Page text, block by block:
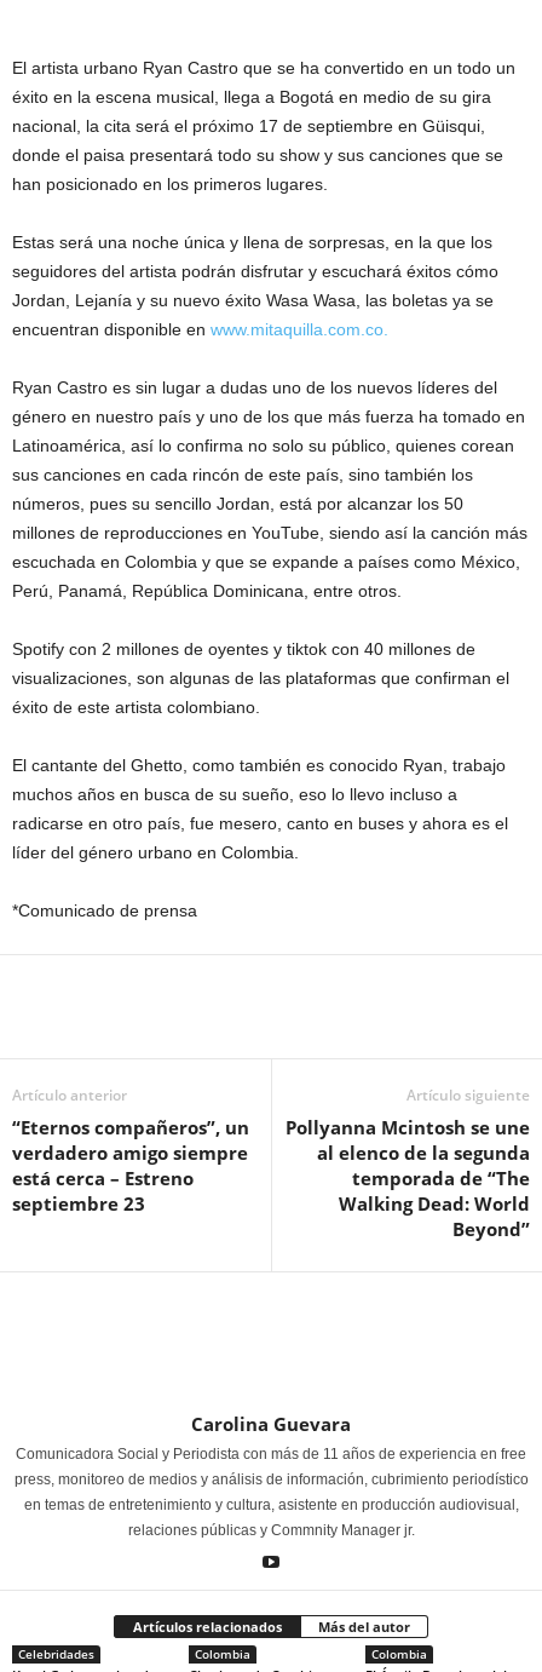
El artista urbano Ryan Castro que se ha convertido en un todo un
éxito en la escena musical, llega a Bogotá en medio de su gira
nacional, la cita será el próximo 17 de septiembre en Güisqui,
donde el paisa presentará todo su show y sus canciones que se
han posicionado en los primeros lugares.
Estas será una noche única y llena de sorpresas, en la que los
seguidores del artista podrán disfrutar y escuchará éxitos cómo
Jordan, Lejanía y su nuevo éxito Wasa Wasa, las boletas ya se
encuentran disponible en www.mitaquilla.com.co
Ryan Castro es sin lugar a dudas uno de los nuevos líderes del
género en nuestro país y uno de los que más fuerza ha tomado en
Latinoamérica, así lo confirma no solo su público, quienes corean
sus canciones en cada rincón de este país, sino también los
números, pues su sencillo Jordan, está por alcanzar los 50
millones de reproducciones en YouTube, siendo así la canción más
escuchada en Colombia y que se expande a países como México,
Perú, Panamá, República Dominicana, entre otros.
Spotify con 2 millones de oyentes y tiktok con 40 millones de
visualizaciones, son algunas de las plataformas que confirman el
éxito de este artista colombiano.
El cantante del Ghetto, como también es conocido Ryan, trabajo
muchos años en busca de su sueño, eso lo llevo incluso a
radicarse en otro país, fue mesero, canto en buses y ahora es el
líder del género urbano en Colombia.
*Comunicado de prensa
Artículo anterior
“Eternos compañeros”, un
verdadero amigo siempre
está cerca – Estreno
septiembre 23
Artículo siguiente
Pollyanna Mcintosh se une
al elenco de la segunda
temporada de “The
Walking Dead: World
Beyond”
Carolina Guevara
Comunicadora Social y Periodista con más de 11 años de experiencia en free
press, monitoreo de medios y análisis de información, cubrimiento periodístico
en temas de entretenimiento y cultura, asistente en producción audiovisual,
relaciones públicas y Commnity Manager jr.
Artículos relacionados Más del autor
Celebridades Colombia Colombia